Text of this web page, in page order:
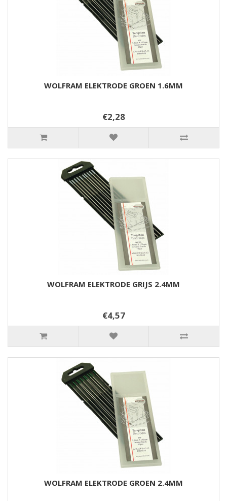
WOLFRAM ELEKTRODE GROEN 1.6MM
€2,28
WOLFRAM ELEKTRODE GRIJS 2.4MM
€4,57
WOLFRAM ELEKTRODE GROEN 2.4MM